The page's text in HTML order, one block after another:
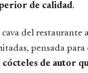
de calidad.
cava del restaurante
pensada
cócteles de autor